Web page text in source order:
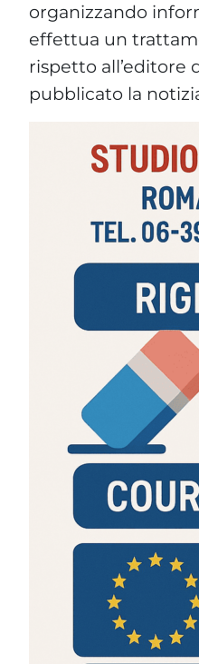
organizzando
effettua un
rispetto all’editore
pubblicato la